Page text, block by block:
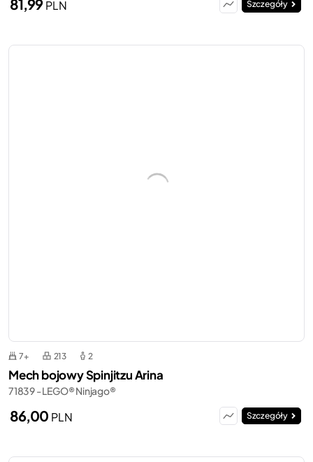
81,99PLN Szczegóły
7+ 213 2
Mech bojowy Spinjitzu Arina
71839 - LEGO® Ninjago®
86,00 PLN Szczegóły